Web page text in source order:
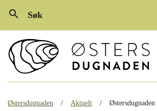
search Søk
Østersdugnaden Aktuelt